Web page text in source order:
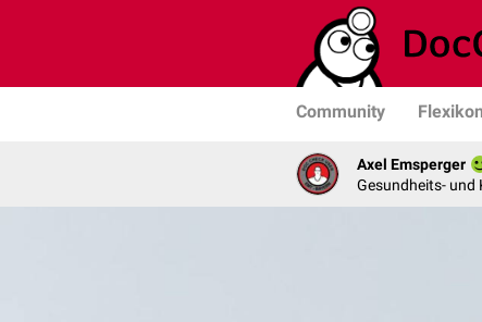
Community Flexikon
Axel Emsperger
Gesundheits- und